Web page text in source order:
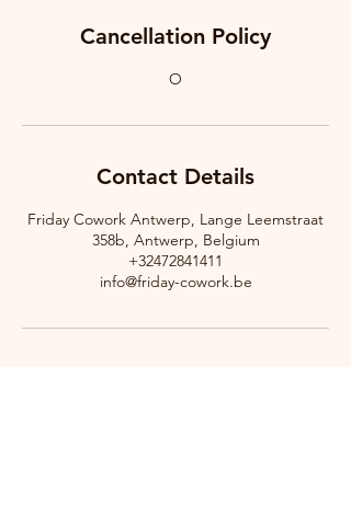
Cancellation Policy
O
Contact Details
Friday Cowork Antwerp, Lange Leemstraat
358b, Antwerp, Belgium
+32472841411
info@friday-cowork.be